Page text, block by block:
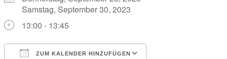
Samstag, September 30, 2023
13:00 - 13:45
ZUM KALENDER HINZUFÜGEN